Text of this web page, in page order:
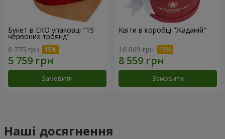
Букет в ЕКО упаковці "15
червоних троянд"
6 775 грн
Замовити
Квіти в коробці "Жаданій"
10 069 грн
Замовити
Наші досягнення